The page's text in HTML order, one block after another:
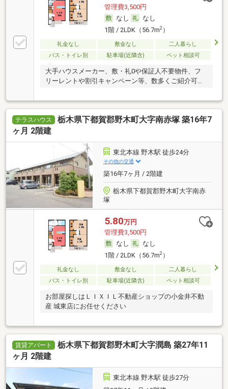
管理費3,500円
なし
なし
1階 / 2LDK（56.7m2）
礼金なし 敷金なし
二人暮らし
バス・トイレ別
駐車場(近隣含) ペット相談可
大手ハウスメーカー、敷・礼0や保証人不要物件、フ
リーレントや割引キャンペーン等、数多くご紹介可能
テラスハウス
栃木県下都賀郡野木町大字南赤塚 築16年7
ヶ月 2階建
東北本線 野木駅 徒歩24分
その他の交通
築16年7ヶ月 / 2階建
栃木県下都賀郡野木町大字南赤
塚
5.80万円
管理費3,500円
なし
なし
1階 / 2LDK（56.7m2）
礼金なし 敷金なし
二人暮らし
バス・トイレ別
駐車場(近隣含) ペット相談可
お部屋探しはＬＩＸＩＬ不動産ショップの小金井不動
産 城東店にお任せください
賃貸アパート
栃木県下都賀郡野木町大字潤島 築27年11
ヶ月 2階建
東北本線 野木駅 徒歩27分